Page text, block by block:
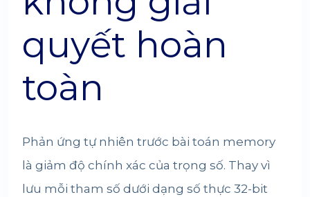
quyết hoàn
toàn
Phản ứng tự nhiên trước bài toán memory
là giảm độ chính xác của trọng số. Thay vì
lưu mỗi tham số dưới dạng số thực 32-bit